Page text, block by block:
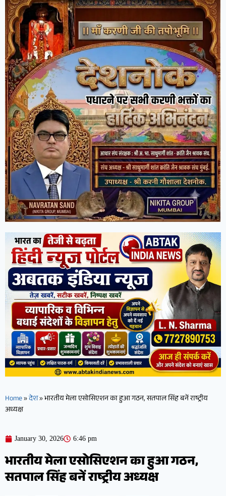
Home»देश»भारतीय मेला एसोसिएशन का हुआ गठन, सतपाल सिंह बनें राष्ट्रीय
अध्यक्ष
January 30, 2026 6:46 pm
भारतीय मेला एसोसिएशन का हुआ गठन,
सतपाल सिंह बनें राष्ट्रीय अध्यक्ष